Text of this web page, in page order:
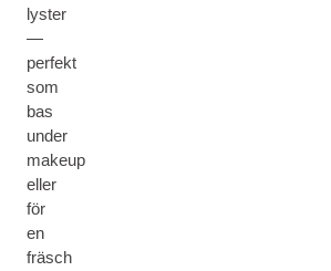
lyster
—
perfekt
som
bas
under
makeup
eller
för
en
fräsch